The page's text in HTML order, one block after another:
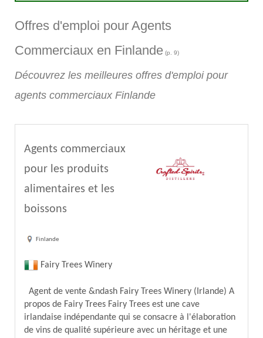
Offres d'emploi pour Agents
Commerciaux en Finlande (p. 9)
Découvrez les meilleures offres d'emploi pour
agents commerciaux Finlande
Agents commerciaux
pour les produits
alimentaires et les
boissons
Finlande
Fairy Trees Winery
Agent de vente &ndash Fairy Trees Winery (Irlande) A
propos de Fairy Trees Fairy Trees est une cave
irlandaise indépendante qui se consacre à l'élaboration
de vins de qualité supérieure avec un héritage et une